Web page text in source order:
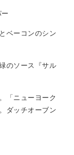
ベーコンのシン
のソース『サル
「ニューヨーク
ダッチオーブン